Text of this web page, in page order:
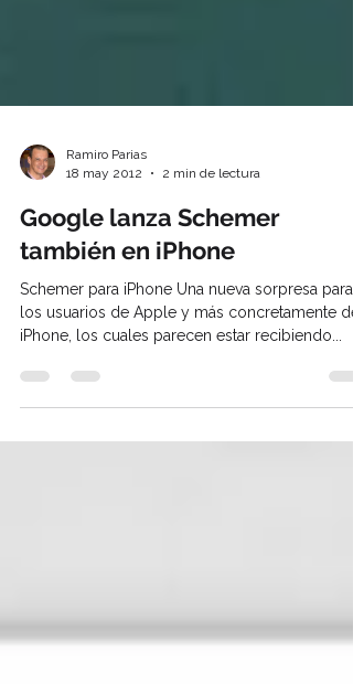
18 may 2012
2 min de lectura
Google lanza Schemer
también en iPhone
Schemer para iPhone Una nueva sorpresa para
iPhone, los cuales parecen estar recibiendo...